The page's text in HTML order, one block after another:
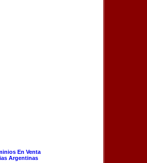
En Venta
Argentinas